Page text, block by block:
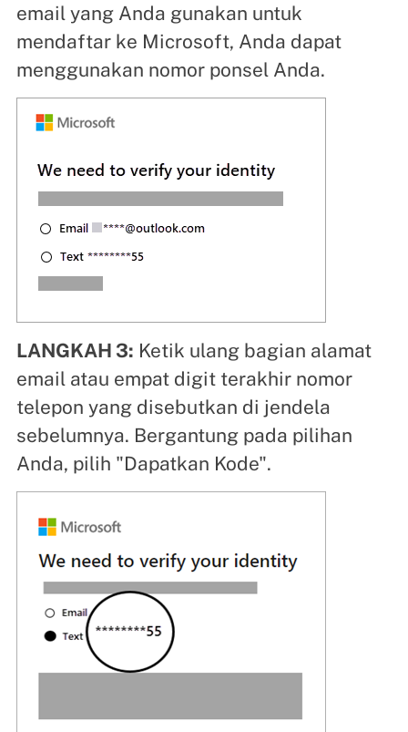
email yang Anda gunakan untuk
mendaftar ke Microsoft, Anda dapat
menggunakan nomor ponsel Anda.
LANGKAH 3: Ketik ulang bagian alamat
email atau empat digit terakhir nomor
telepon yang disebutkan di jendela
sebelumnya. Bergantung pada pilihan
Anda, pilih "Dapatkan Kode".